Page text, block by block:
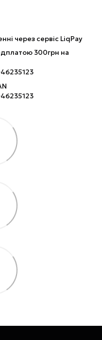
через сервіс LiqPay
300грн на